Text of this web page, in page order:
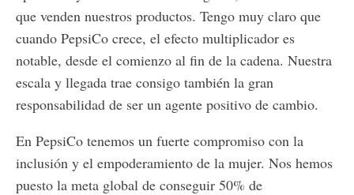
que venden nuestros productos. Tengo muy claro que
cuando PepsiCo crece, el efecto multiplicador es
notable, desde el comienzo al fin de la cadena. Nuestra
escala y llegada trae consigo también la gran
responsabilidad de ser un agente positivo de cambio.
En PepsiCo tenemos un fuerte compromiso con la
inclusión y el empoderamiento de la mujer. Nos hemos
puesto la meta global de conseguir 50% de